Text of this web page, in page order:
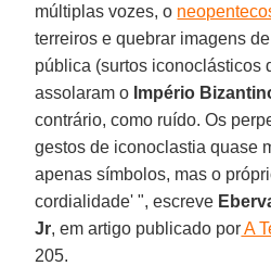
múltiplas vozes, o
terreiros e quebrar imagens
pública (surtos iconoclásticos
assolaram o Império
contrário, como ruído. Os
gestos de iconoclastia quase
apenas símbolos, mas o
cordialidade' ", escreve
Jr, em artigo publicado porA
205.